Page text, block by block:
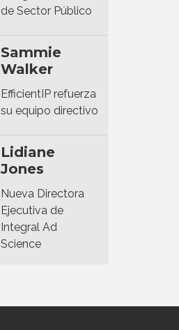
de Sector Público
Sammie
Walker
EfficientIP refuerza
su equipo directivo
Lidiane
Jones
Nueva Directora
Ejecutiva de
Integral Ad
Science